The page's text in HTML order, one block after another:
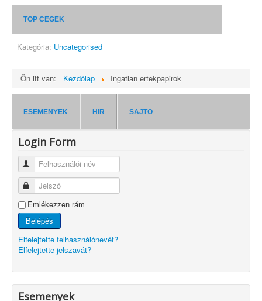
TOP CEGEK
Kategória: Uncategorised
Ön itt van: Kezdőlap Ingatlan ertekpapirok
ESEMENYEK HIR SAJTO
Login Form
Felhasználói név
Jelszó
Emlékezzen rám
Belépés
Elfelejtette felhasználónevét?
Elfelejtette jelszavát?
Esemenyek